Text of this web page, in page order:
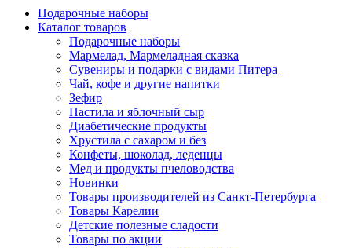
Подарочные наборы
Каталог товаров
Подарочные наборы
Мармелад, Мармеладная сказка
Сувениры и подарки с видами Питера
Чай, кофе и другие напитки
Зефир
Пастила и яблочный сыр
Диабетические продукты
Хрустила с сахаром и без
Конфеты, шоколад, леденцы
Мед и продукты пчеловодства
Новинки
Товары производителей из Санкт-Петербурга
Товары Карелии
Детские полезные сладости
Товары по акции